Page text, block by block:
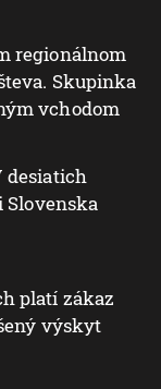
regionálnom
Skupinka
vchodom
desiatich
Slovenska
platí zákaz
výskyt